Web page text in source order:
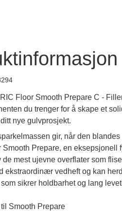
Floor Smooth Prepare C -
du trenger for å skape et
nye gulvprosjekt.
gir, når den blandes
Smooth Prepare, en eksepsjonell
de mest ujevne overflater som
ekstraordinær vedheft og kan
sikrer holdbarhet og lang
Smooth Prepare